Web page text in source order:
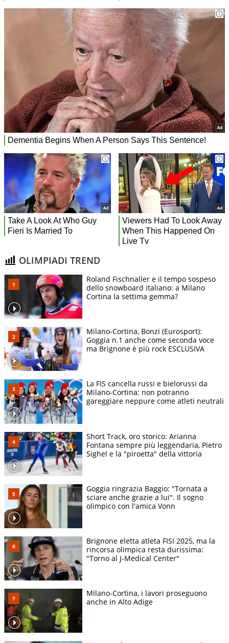
OLIMPIADI TREND
Roland Fischnaller e il tempo sospeso
dello snowboard italiano: a Milano
Cortina la settima gemma?
Milano-Cortina, Bonzi (Eurosport):
Goggia n.1 anche come seconda voce
ma Brignone è più rock ESCLUSIVA
La FIS cancella russi e bielorussi da
Milano-Cortina: non potranno
gareggiare neppure come atleti neutrali
Short Track, oro storico: Arianna
Fontana sempre più leggendaria, Pietro
Sighel e la "piroetta" della vittoria
Goggia ringrazia Baggio: "Tornata a
sciare anche grazie a lui". Il sogno
olimpico con l'amica Vonn
Brignone eletta atleta FISI 2025, ma la
rincorsa olimpica resta durissima:
"Torno al J-Medical Center"
Milano-Cortina, i lavori proseguono
anche in Alto Adige